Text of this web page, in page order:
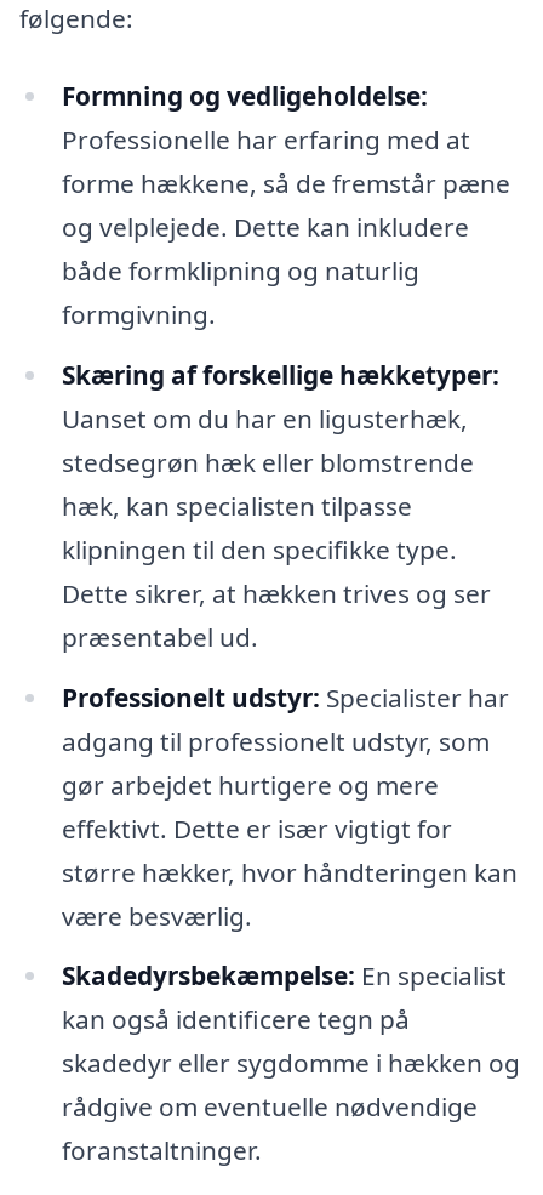
følgende:
Formning og vedligeholdelse:
Professionelle har erfaring med at
forme hækkene, så de fremstår pæne
og velplejede. Dette kan inkludere
både formklipning og naturlig
formgivning.
Skæring af forskellige hækketyper:
Uanset om du har en ligusterhæk,
stedsegrøn hæk eller blomstrende
hæk, kan specialisten tilpasse
klipningen til den specifikke type.
Dette sikrer, at hækken trives og ser
præsentabel ud.
Professionelt udstyr: Specialister har
adgang til professionelt udstyr, som
gør arbejdet hurtigere og mere
effektivt. Dette er især vigtigt for
større hækker, hvor håndteringen kan
være besværlig.
Skadedyrsbekæmpelse: En specialist
kan også identificere tegn på
skadedyr eller sygdomme i hækken og
rådgive om eventuelle nødvendige
foranstaltninger.